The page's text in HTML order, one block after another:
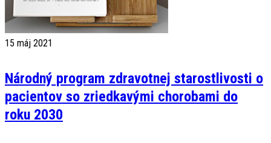
15 máj 2021
Národný program zdravotnej starostlivosti o
pacientov so zriedkavými chorobami do
roku 2030